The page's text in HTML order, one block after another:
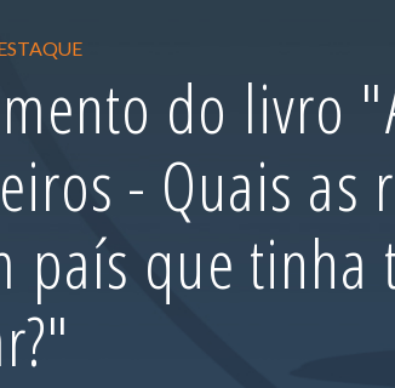
do livro
- Quais as
país que tinha